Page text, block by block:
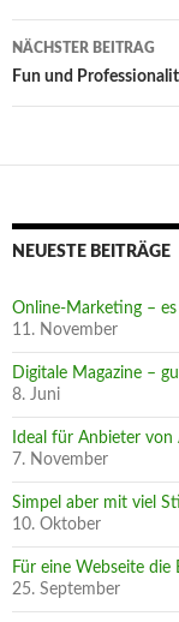
NÄCHSTER BEITRAG
Fun und
NEUESTE BEITRÄGE
Online-Marketing –
11. November
Digitale Magazine –
8. Juni
Ideal für Anbieter
7. November
Simpel aber mit viel
10. Oktober
Für eine Webseite
25. September